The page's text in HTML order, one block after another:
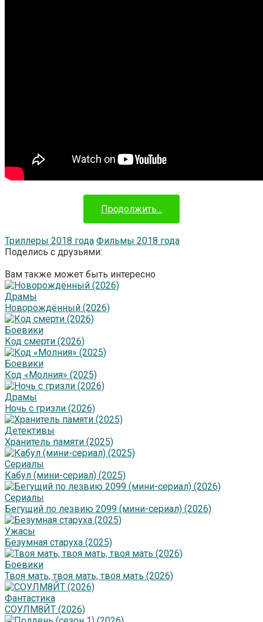
Продолжить...
Триллеры 2018 года Фильмы 2018 года
Поделись с друзьями:
Вам также может быть интересно
Драмы
Новорождённый (2026)
Боевики
Код смерти (2026)
Боевики
Код «Молния» (2025)
Драмы
Ночь с гризли (2026)
Детективы
Хранитель памяти (2025)
Сериалы
Кабул (мини-сериал) (2025)
Сериалы
Бегущий по лезвию 2099 (мини-сериал) (2026)
Ужасы
Безумная старуха (2025)
Боевики
Твоя мать, твоя мать, твоя мать (2026)
Фантастика
СОУЛМ8ЙТ (2026)